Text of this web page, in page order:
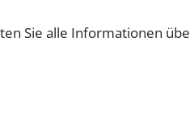
Galerie
Sie alle Informationen